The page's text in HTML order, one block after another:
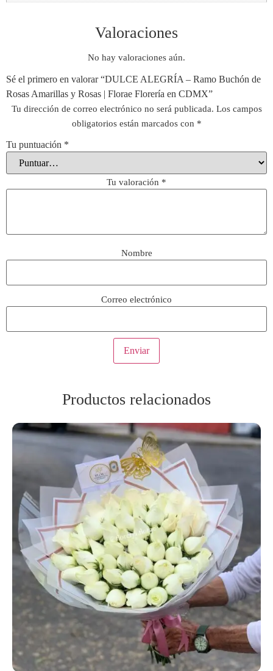
Valoraciones
No hay valoraciones aún.
Sé el primero en valorar “DULCE ALEGRÍA – Ramo Buchón de
Rosas Amarillas y Rosas | Florae Florería en CDMX”
Tu dirección de correo electrónico no será publicada. Los campos
obligatorios están marcados con *
Tu puntuación *
Tu valoración *
Nombre
Correo electrónico
Productos relacionados